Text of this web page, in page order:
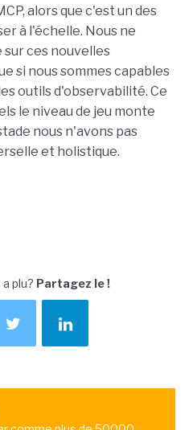
alors que c'est un des
à l'échelle. Nous ne
ces nouvelles
si nous sommes capables
outils d'observabilité. Ce
le niveau de jeu monte
nous n'avons pas
et holistique.
plu? Partagez le !